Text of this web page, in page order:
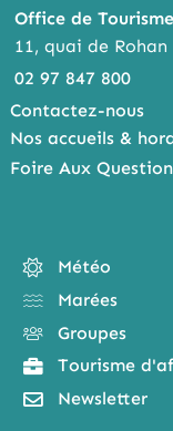
Office de Tourisme
11, quai de
02 97 847 800
Contactez-nous
Nos accueils &
Foire Aux
Météo
Marées
Groupes
Tourisme
Newsletter